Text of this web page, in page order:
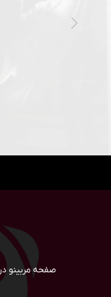
صفحه مربینو در